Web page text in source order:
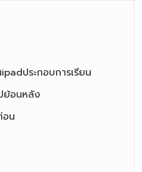
ประกอบการเรียน
ย้อนหลัง
อน